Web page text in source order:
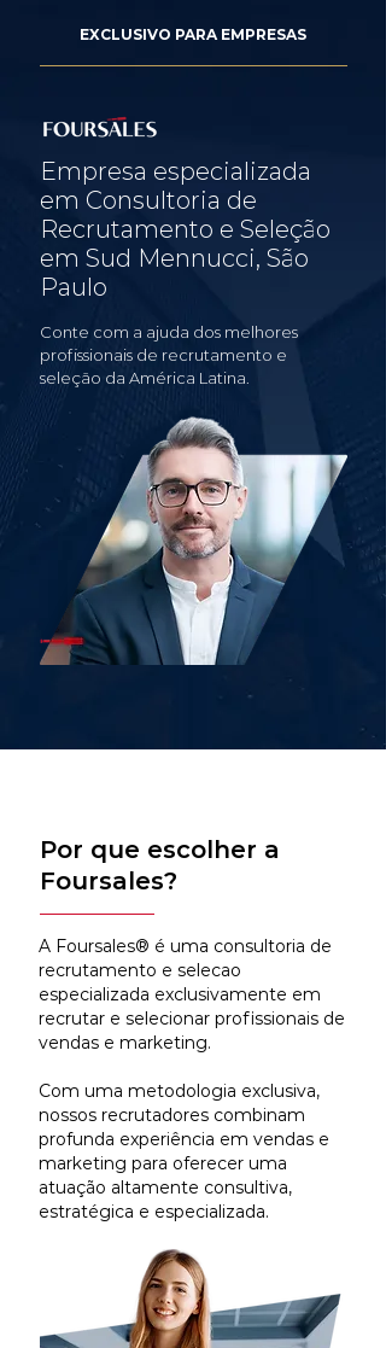
EXCLUSIVO PARA EMPRESAS
Empresa especializada
em Consultoria de
Recrutamento e Seleção
em Sud Mennucci, São
Paulo
Conte com a ajuda dos melhores
profissionais de recrutamento e
seleção da América Latina.
Por que escolher a
Foursales?
A Foursales® é uma consultoria de
recrutamento e selecao
especializada exclusivamente em
recrutar e selecionar profissionais de
vendas e marketing.
Com uma metodologia exclusiva,
nossos recrutadores combinam
profunda experiência em vendas e
marketing para oferecer uma
atuação altamente consultiva,
estratégica e especializada.